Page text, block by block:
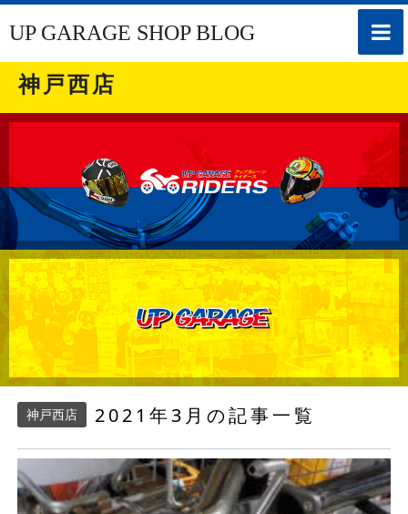
toggle
UP GARAGE SHOP BLOG
神戸西店
神戸西店 2021年3月の記事一覧